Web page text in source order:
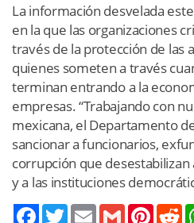
La información desvelada
en la que las organizaciones
través de la protección de las
quienes someten a través
terminan entrando a la
empresas. “Trabajando con
mexicana, el Departamento
sancionar a funcionarios,
corrupción que
y a las instituciones
TwitterEmail Gmail